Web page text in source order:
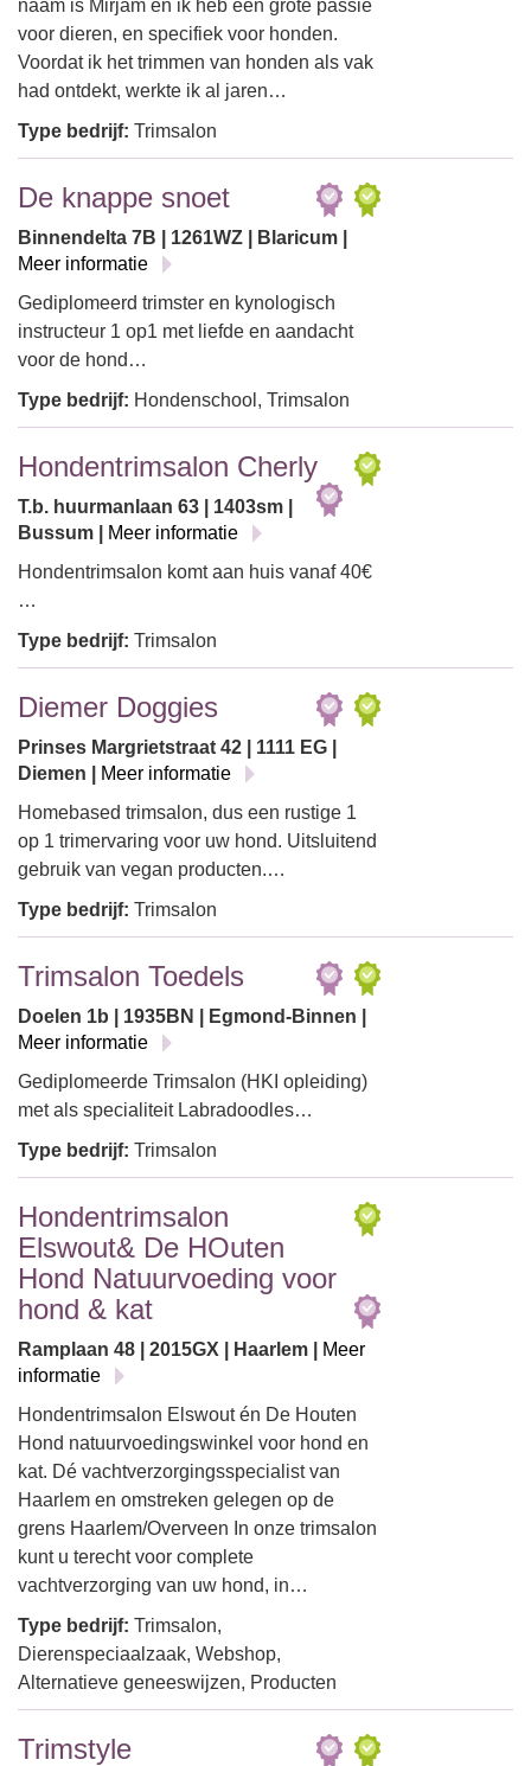
naam is Mirjam en ik heb een grote passie
voor dieren, en specifiek voor honden.
Voordat ik het trimmen van honden als vak
had ontdekt, werkte ik al jaren…
Type bedrijf: Trimsalon
De knappe snoet
Binnendelta 7B | 1261WZ | Blaricum |
Meer informatie
Gediplomeerd trimster en kynologisch
instructeur 1 op1 met liefde en aandacht
voor de hond…
Type bedrijf: Hondenschool, Trimsalon
Hondentrimsalon Cherly
T.b. huurmanlaan 63 | 1403sm |
Bussum |
Meer informatie
Hondentrimsalon komt aan huis vanaf 40€
…
Type bedrijf: Trimsalon
Diemer Doggies
Prinses Margrietstraat 42 | 1111 EG |
Diemen |
Meer informatie
Homebased trimsalon, dus een rustige 1
op 1 trimervaring voor uw hond. Uitsluitend
gebruik van vegan producten.…
Type bedrijf: Trimsalon
Trimsalon Toedels
Doelen 1b | 1935BN | Egmond-Binnen |
Meer informatie
Gediplomeerde Trimsalon (HKI opleiding)
met als specialiteit Labradoodles…
Type bedrijf: Trimsalon
Hondentrimsalon
Elswout& De HOuten
Hond Natuurvoeding voor
hond & kat
Ramplaan 48 | 2015GX | Haarlem |
Meer
informatie
Hondentrimsalon Elswout én De Houten
Hond natuurvoedingswinkel voor hond en
kat. Dé vachtverzorgingsspecialist van
Haarlem en omstreken gelegen op de
grens Haarlem/Overveen In onze trimsalon
kunt u terecht voor complete
vachtverzorging van uw hond, in…
Type bedrijf: Trimsalon,
Dierenspeciaalzaak, Webshop,
Alternatieve geneeswijzen, Producten
Trimstyle